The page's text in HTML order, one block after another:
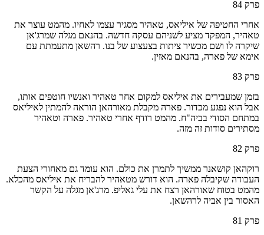
פרק 84
אחרי החטיפה של איליאס, טאהיר מסגיר עצמו לאחיו. מהמט עוצר את
טאהיר, המפקד מציע לשניהם עסקה חדשה. בהנאם מגלה שמרג'אן
שיקרה לו ושם מכשיר ציתות בצעצוע של בנו. רהשאן מתעמתת עם
אימא של פארה, בהנאם מאזין.
פרק 83
בזמן שמעבירים את איליאס למקום אחר טאהיר ואנשיו חוטפים אותו,
אבל הוא נפגע מכדור. פארה מקבלת מאורהאן הוראה להמתין לאיליאס
במתחם הסודי בביה"ח. מהמט רודף אחרי טאהיר. פארה וטאהיר
מסתירים סודות זה מזה.
פרק 82
רוקהאן קושאנר ממשיך לתמרן את כולם. הוא עומד גם מאחורי הצעת
העבודה שקיבלה פארה. הוא דורש מטאהיר להבריח את איליאס מהכלא.
מהמט בטוח שאורהאן רצח את עלי גאליפ. מרג'אן מגלה על הקשר
האסור בין אביה לרהשאן.
פרק 81